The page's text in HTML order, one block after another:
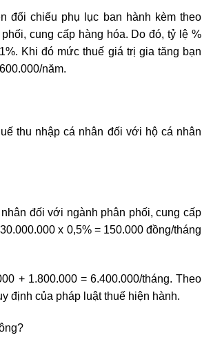
đối chiếu phụ lục ban hành kèm theo
cung cấp hàng hóa. Do đó, tỷ lệ %
Khi đó mức thuế giá trị gia tăng bạn
năm.
thu nhập cá nhân đối với hộ cá nhân
đối với ngành phân phối, cung cấp
x 0,5% = 150.000 đồng/tháng
+ 1.800.000 = 6.400.000/tháng. Theo
định của pháp luật thuế hiện hành.